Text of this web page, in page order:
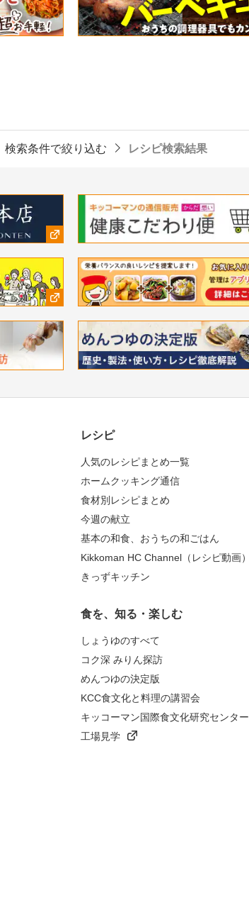
検索条件で絞り込む レシピ検索結果
レシピ
人気のレシピまとめ一覧
ホームクッキング通信
食材別レシピまとめ
今週の献立
基本の和食、おうちの和ごはん
Kikkoman HC Channel（レシピ動画）
きっずキッチン
食を、知る・楽しむ
しょうゆのすべて
コク深 みりん探訪
めんつゆの決定版
KCC食文化と料理の講習会
キッコーマン国際食文化研究センター
工場見学